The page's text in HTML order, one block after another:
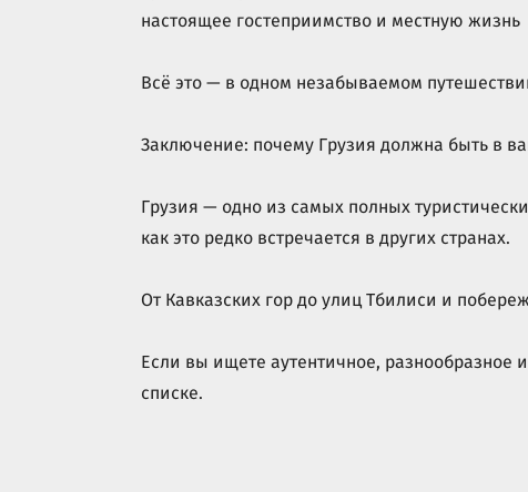
настоящее гостеприимство и местную жизнь
Всё это — в одном незабываемом
Заключение: почему Грузия должна быть в
Грузия — одно из самых полных
как это редко встречается в других странах.
От Кавказских гор до улиц Тбилиси и
Если вы ищете аутентичное, разнообразное
списке.